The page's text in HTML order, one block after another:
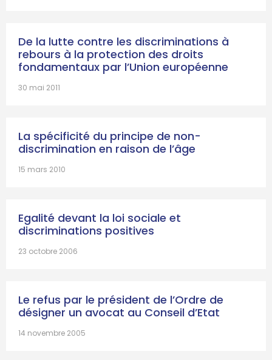
De la lutte contre les discriminations à
rebours à la protection des droits
fondamentaux par l’Union européenne
30 mai 2011
La spécificité du principe de non-
discrimination en raison de l’âge
15 mars 2010
Egalité devant la loi sociale et
discriminations positives
23 octobre 2006
Le refus par le président de l’Ordre de
désigner un avocat au Conseil d’Etat
14 novembre 2005